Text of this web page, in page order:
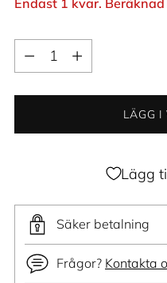
Kvantitet
Kvantitet
LÄGG I
Lägg
Säker betalning
Frågor? Kontakta